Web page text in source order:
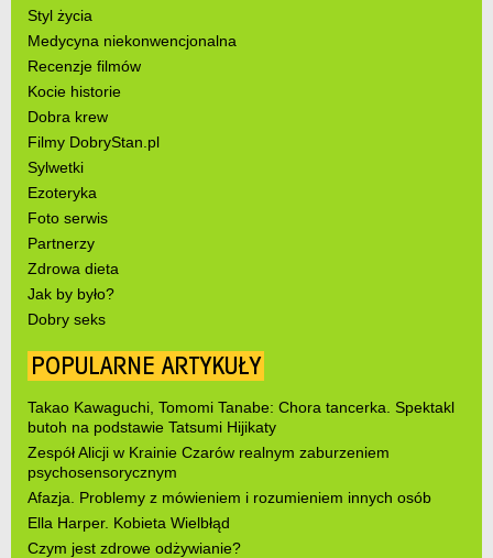
Styl życia
Medycyna niekonwencjonalna
Recenzje filmów
Kocie historie
Dobra krew
Filmy DobryStan.pl
Sylwetki
Ezoteryka
Foto serwis
Partnerzy
Zdrowa dieta
Jak by było?
Dobry seks
POPULARNE ARTYKUŁY
Takao Kawaguchi, Tomomi Tanabe: Chora tancerka. Spektakl
butoh na podstawie Tatsumi Hijikaty
Zespół Alicji w Krainie Czarów realnym zaburzeniem
psychosensorycznym
Afazja. Problemy z mówieniem i rozumieniem innych osób
Ella Harper. Kobieta Wielbłąd
Czym jest zdrowe odżywianie?